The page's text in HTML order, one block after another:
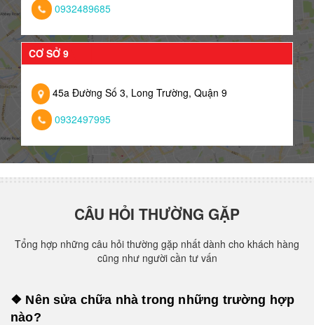
0932489685
CƠ SỞ 9
45a Đường Số 3, Long Trường, Quận 9
0932497995
CÂU HỎI THƯỜNG GẶP
Tổng hợp những câu hỏi thường gặp nhất dành cho khách hàng
cũng như người cần tư vấn
❖ Nên sửa chữa nhà trong những trường hợp
nào?